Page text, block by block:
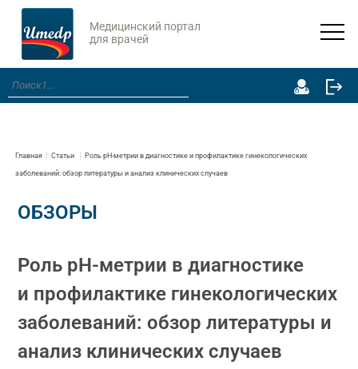
Медицинский портал
для врачей
Главная Статьи Роль pH-метрии в диагностике и профилактике гинекологических
заболеваний: обзор литературы и анализ клинических случаев
ОБЗОРЫ
Роль pH-метрии в диагностике
и профилактике гинекологических
заболеваний: обзор литературы и
анализ клинических случаев